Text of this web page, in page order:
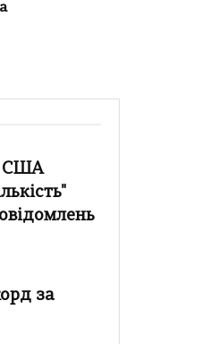
США
за